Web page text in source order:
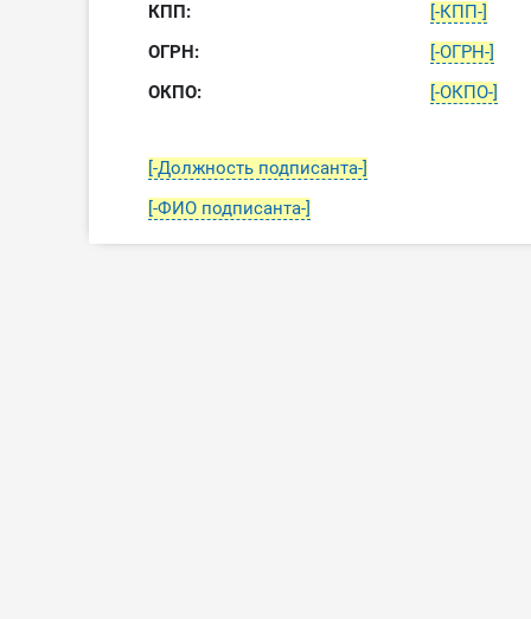
КПП:
[-КПП-]
ОГРН:
[-ОГРН-]
ОКПО:
[-ОКПО-]
[-Должность подписанта-]
[-ФИО подписанта-]